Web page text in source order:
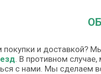
покупки и доставкой?
. В противном
с нами. Мы сделаем